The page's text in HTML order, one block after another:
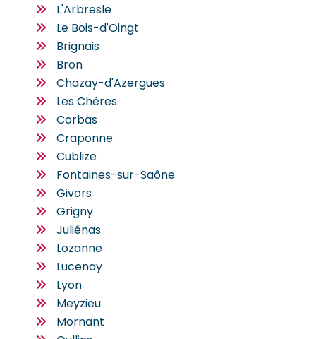
L'Arbresle
Le Bois-d'Oingt
Brignais
Bron
Chazay-d'Azergues
Les Chères
Corbas
Craponne
Cublize
Fontaines-sur-Saône
Givors
Grigny
Juliénas
Lozanne
Lucenay
Lyon
Meyzieu
Mornant